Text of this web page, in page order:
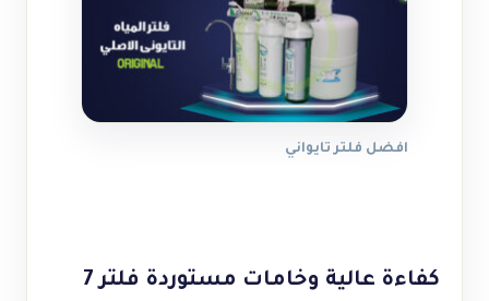
افضل فلتر تايواني
كفاءة عالية وخامات مستوردة فلتر 7